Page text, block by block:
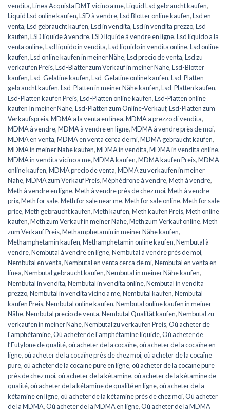
vendita,Linea Acquista DMT vicino a me,Liquid Lsd gebraucht kaufen,
Liquid Lsd online kaufen,LSD à vendre,Lsd Blotter online kaufen,Lsd en
venta,Lsd gebraucht kaufen,Lsd in vendita,Lsd in vendita prezzo,Lsd
kaufen,LSD liquide à vendre,LSD liquide à vendre en ligne,Lsd líquido a la
venta online,Lsd liquido in vendita,Lsd liquido in vendita online,Lsd online
kaufen,Lsd online kaufen in meiner Nähe,Lsd precio de venta,Lsd zu
verkaufen Preis,Lsd-Blätter zum Verkauf in meiner Nähe,Lsd-Blotter
kaufen,Lsd-Gelatine kaufen,Lsd-Gelatine online kaufen,Lsd-Platten
gebraucht kaufen,Lsd-Platten in meiner Nähe kaufen,Lsd-Platten kaufen,
Lsd-Platten kaufen Preis,Lsd-Platten online kaufen,Lsd-Platten online
kaufen In meiner Nähe,Lsd-Platten zum Online-Verkauf,Lsd-Platten zum
Verkaufspreis,MDMA a la venta en línea,MDMA a prezzo di vendita,
MDMA à vendre,MDMA à vendre en ligne,MDMA à vendre près de moi,
MDMA en venta,MDMA en venta cerca de mí,MDMA gebraucht kaufen,
MDMA in meiner Nähe kaufen,MDMA in vendita,MDMA in vendita online,
MDMA in vendita vicino a me,MDMA kaufen,MDMA kaufen Preis,MDMA
online kaufen,MDMA precio de venta,MDMA zu verkaufen in meiner
Nähe,MDMA zum Verkauf Preis,Méphédrone à vendre,Meth à vendre,
Meth à vendre en ligne,Meth à vendre près de chez moi,Meth à vendre
prix,Meth for sale,Meth for sale near me,Meth for sale online,Meth for sale
price,Meth gebraucht kaufen,Meth kaufen,Meth kaufen Preis,Meth online
kaufen,Meth zum Verkauf in meiner Nähe,Meth zum Verkauf online,Meth
zum Verkauf Preis,Methamphetamin in meiner Nähe kaufen,
Methamphetamin kaufen,Methamphetamin online kaufen,Nembutal à
vendre,Nembutal à vendre en ligne,Nembutal à vendre près de moi,
Nembutal en venta,Nembutal en venta cerca de mí,Nembutal en venta en
línea,Nembutal gebraucht kaufen,Nembutal in meiner Nähe kaufen,
Nembutal in vendita,Nembutal in vendita online,Nembutal in vendita
prezzo,Nembutal in vendita vicino a me,Nembutal kaufen,Nembutal
kaufen Preis,Nembutal online kaufen,Nembutal online kaufen in meiner
Nähe,Nembutal precio de venta,Nembutal Qualität kaufen,Nembutal zu
verkaufen in meiner Nähe,Nembutal zu verkaufen Preis,Où acheter de
l'amphétamine,Où acheter de l'amphétamine liquide,Où acheter de
l’Eutylone de qualité,où acheter de la cocaïne,où acheter de la cocaïne en
ligne,où acheter de la cocaïne près de chez moi,où acheter de la cocaïne
pure,où acheter de la cocaïne pure en ligne,où acheter de la cocaïne pure
près de chez moi,où acheter de la kétamine,où acheter de la kétamine de
qualité,où acheter de la kétamine de qualité en ligne,où acheter de la
kétamine en ligne,où acheter de la kétamine près de chez moi,Où acheter
de la MDMA,Où acheter de la MDMA en ligne,Où acheter de la MDMA